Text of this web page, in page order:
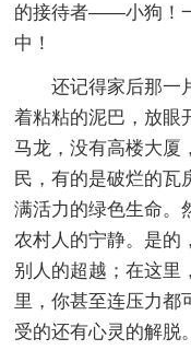
的接待者――小狗！
中！
还记得家后那一
着粘粘的泥巴，放眼
马龙，没有高楼大厦
民，有的是破烂的瓦
满活力的绿色生命。
农村人的宁静。是的
别人的超越；在这里
里，你甚至连压力都
受的还有心灵的解脱